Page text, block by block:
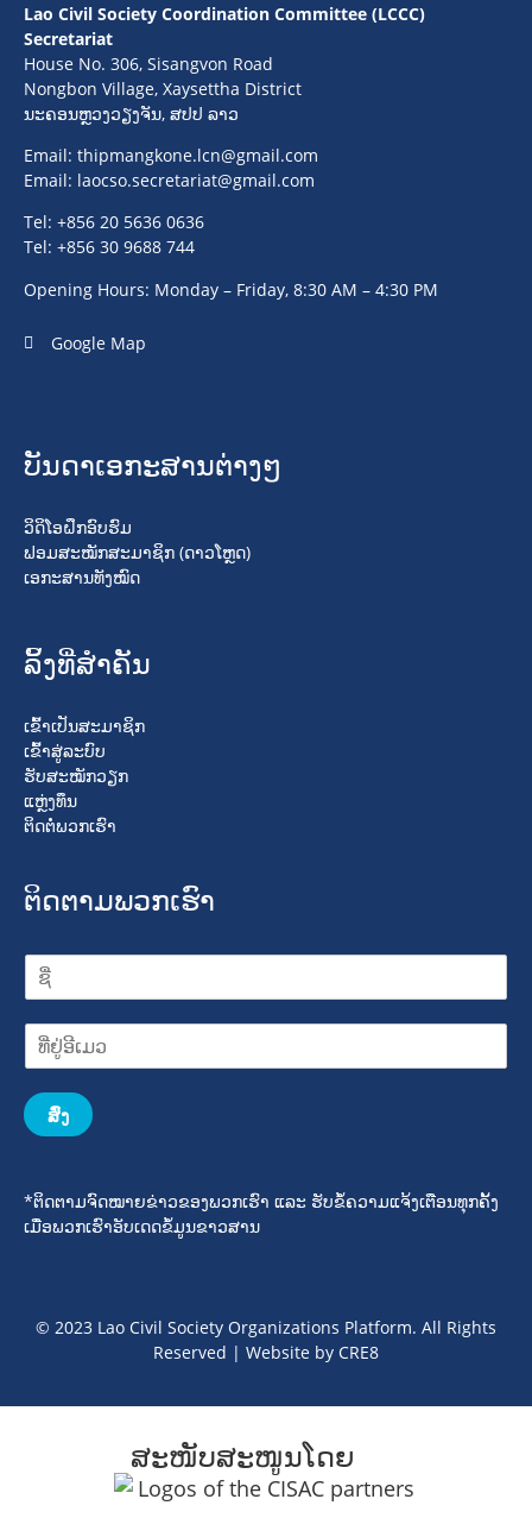
Lao Civil Society Coordination Committee (LCCC)
Secretariat
House No. 306, Sisangvon Road
Nongbon Village, Xaysettha District
ນະຄອນຫຼວງວຽງຈັນ, ສປປ ລາວ
Email: thipmangkone.lcn@gmail.com
Email: laocso.secretariat@gmail.com
Tel: +856 20 5636 0636
Tel: +856 30 9688 744
Opening Hours: Monday – Friday, 8:30 AM – 4:30 PM
Google Map
ບັນດາເອກະສານຕ່າງໆ
ວິດິໂອຝຶກອົບຮົມ
ຟອມສະໝັກສະມາຊິກ (ດາວໂຫຼດ)
ເອກະສານທັງໝົດ
ລິ້ງທີ່ສໍາຄັນ
ເຂົ້າເປັນສະມາຊິກ
ເຂົ້າສູ່ລະບົບ
ຮັບສະໝັກວຽກ
ແຫຼ່ງທຶນ
ຕິດຕໍ່ພວກເຮົາ
ຕິດຕາມພວກເຮົາ
ສົ່ງ
*ຕິດຕາມຈົດໝາຍຂ່າວຂອງພວກເຮົາ ແລະ ຮັບຂໍ້ຄວາມແຈ້ງເຕືອນທຸກຄັ້ງ
ເມື່ອພວກເຮົາອັບເດດຂໍ້ມູນຂາວສານ
© 2023 Lao Civil Society Organizations Platform. All Rights
Reserved | Website by CRE8
ສະໜັບສະໜູນໂດຍ